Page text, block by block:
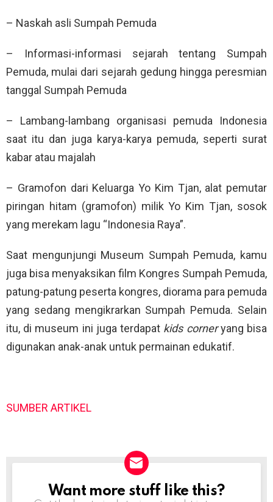
– Naskah asli Sumpah Pemuda
– Informasi-informasi sejarah tentang Sumpah
Pemuda, mulai dari sejarah gedung hingga peresmian
tanggal Sumpah Pemuda
– Lambang-lambang organisasi pemuda Indonesia
saat itu dan juga karya-karya pemuda, seperti surat
kabar atau majalah
– Gramofon dari Keluarga Yo Kim Tjan, alat pemutar
piringan hitam (gramofon) milik Yo Kim Tjan, sosok
yang merekam lagu “Indonesia Raya”.
Saat mengunjungi Museum Sumpah Pemuda, kamu
juga bisa menyaksikan film Kongres Sumpah Pemuda,
patung-patung peserta kongres, diorama para pemuda
yang sedang mengikrarkan Sumpah Pemuda. Selain
itu, di museum ini juga terdapat kids corneryang bisa
digunakan anak-anak untuk permainan edukatif.
SUMBER ARTIKEL
NEWSLETTER
Want more stuff like this?